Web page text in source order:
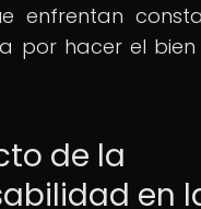
enfrentan
por hacer el
de la
en